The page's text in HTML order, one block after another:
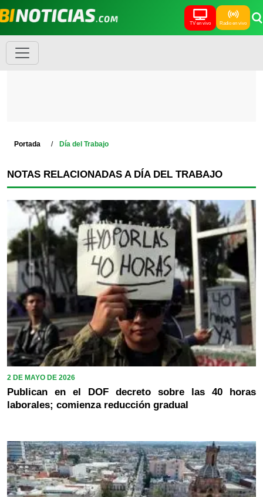
TV en vivo Radio en vivo
Portada Día del Trabajo
NOTAS RELACIONADAS A DÍA DEL TRABAJO
2 DE MAYO DE 2026
Publican en el DOF decreto sobre las 40 horas
laborales; comienza reducción gradual